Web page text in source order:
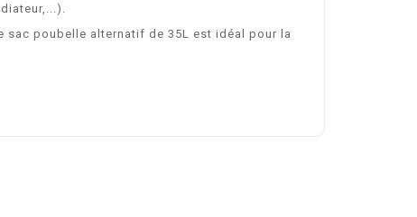
sac poubelle alternatif de 35L est idéal pour la